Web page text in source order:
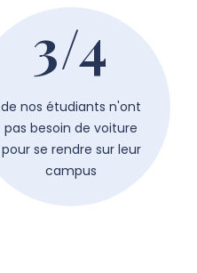
3/4
de nos étudiants n'ont
pas besoin de voiture
pour se rendre sur leur
campus